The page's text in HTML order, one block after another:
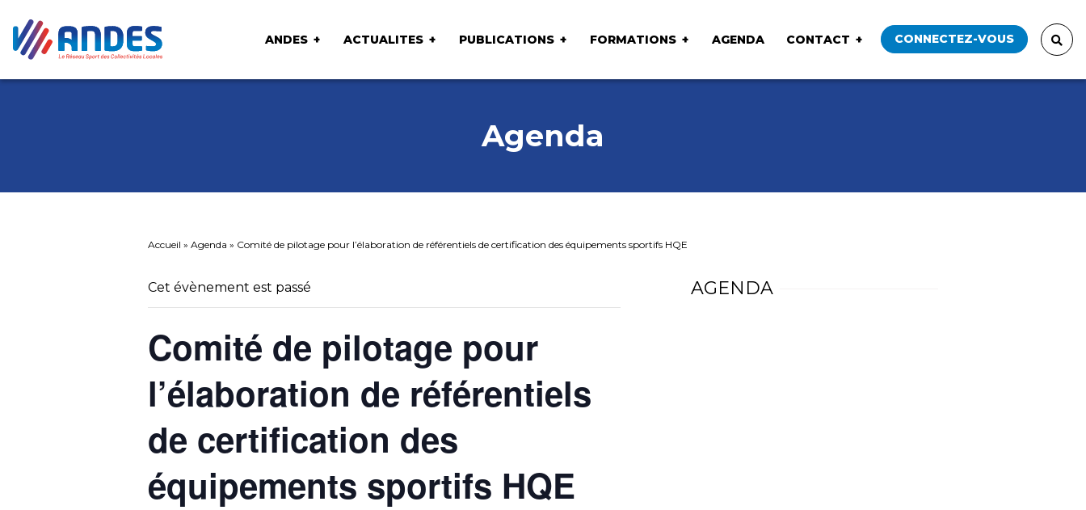
ANDES ACTUALITES PUBLICATIONS FORMATIONS AGENDA CONTACT CONNECTEZ-VOUS
Agenda
Accueil » Agenda » Comité de pilotage pour l’élaboration de référentiels de certification des équipements sportifs HQE
Cet évènement est passé
Comité de pilotage pour
l’élaboration de référentiels
de certification des
équipements sportifs HQE
AGENDA